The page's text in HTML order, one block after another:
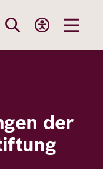
Die Stiftung
Unsere
Themen
Wie wir
Bei uns
der